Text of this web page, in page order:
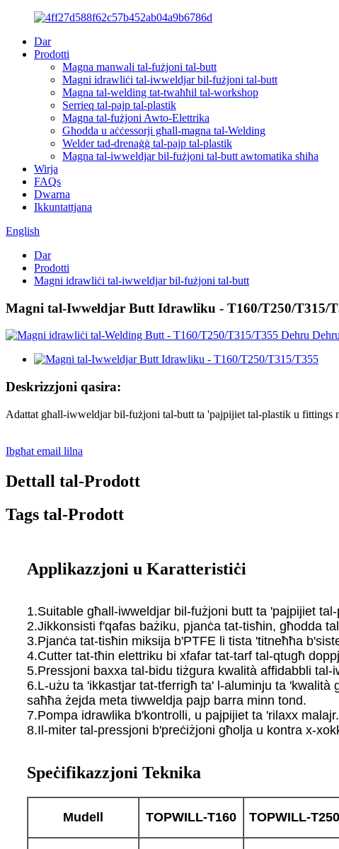
Dar
Prodotti
Magna manwali tal-fużjoni tal-butt
Magni idrawliċi tal-iwweldjar bil-fużjoni tal-butt
Magna tal-welding tat-twaħħil tal-workshop
Serrieq tal-pajp tal-plastik
Magna tal-fużjoni Awto-Elettrika
Għodda u aċċessorji għall-magna tal-Welding
Welder tad-drenaġġ tal-pajp tal-plastik
Magna tal-iwweldjar bil-fużjoni tal-butt awtomatika sħiħa
Wirja
FAQs
Dwarna
Ikkuntattjana
English
Dar
Prodotti
Magni idrawliċi tal-iwweldjar bil-fużjoni tal-butt
Magni tal-Iwweldjar Butt Idrawliku - T160/T250/T315/
Deskrizzjoni qasira:
Adattat għall-iwweldjar bil-fużjoni tal-butt ta 'pajpijiet tal-plastik u
Ibgħat email lilna
Dettall tal-Prodott
Tags tal-Prodott
Applikazzjoni u Karatteristiċi
1.Suitable għall-iwweldjar bil-fużjoni butt ta 'pajpijiet
2.Jikkonsisti f'qafas bażiku, pjanċa tat-tisħin, għodda
3.Pjanċa tat-tisħin miksija b'PTFE li tista 'titneħħa
4.Cutter tat-tħin elettriku bi xfafar tat-tarf tal-qtugħ
5.Pressjoni baxxa tal-bidu tiżgura kwalità affidabbli tal-
6.L-użu ta 'ikkastjar tat-tferrigħ ta' l-aluminju ta
saħħa żejda meta tiwweldja pajp barra minn tond.
7.Pompa idrawlika b'kontrolli, u pajpijiet ta 'rilaxx
8.Il-miter tal-pressjoni b'preċiżjoni għolja u kontra x-
Speċifikazzjoni Teknika
Mudell TOPWILL-T160 TOPWILL-T250